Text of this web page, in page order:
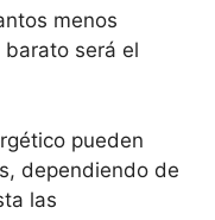
menos
será el
pueden
dependiendo de
las